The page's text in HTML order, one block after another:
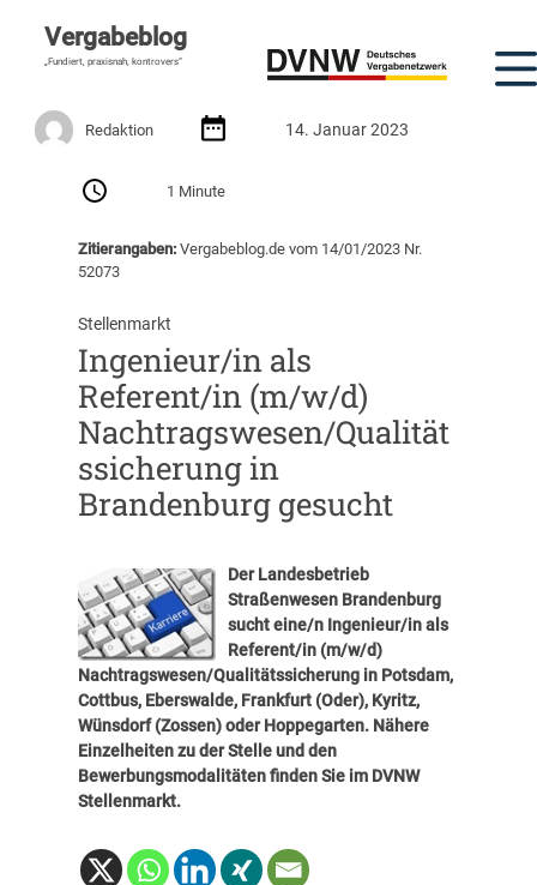
Vergabeblog
„Fundiert, praxisnah, kontrovers“
Redaktion 14. Januar 2023
1 Minute
Zitierangaben:Vergabeblog.de vom 14/01/2023 Nr.
52073
Stellenmarkt
Ingenieur/in als
Referent/in (m/w/d)
Nachtragswesen/Qualität
ssicherung in
Brandenburg gesucht
DerLandesbetrieb
Straßenwesen Brandenburg
sucht eine/n Ingenieur/in als
Referent/in (m/w/d)
Nachtragswesen/Qualitätssicherung in Potsdam,
Cottbus, Eberswalde, Frankfurt (Oder), Kyritz,
Wünsdorf (Zossen) oder Hoppegarten. Nähere
Einzelheiten zu der Stelle und den
Bewerbungsmodalitäten finden Sie im DVNW
Stellenmarkt.